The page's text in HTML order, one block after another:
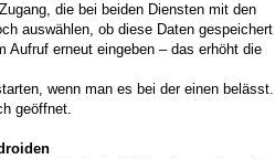
die bei beiden Diensten mit den
auswählen, ob diese Daten gespeichert
Aufruf erneut eingeben – das erhöht die
wenn man es bei der einen belässt.
geöffnet.